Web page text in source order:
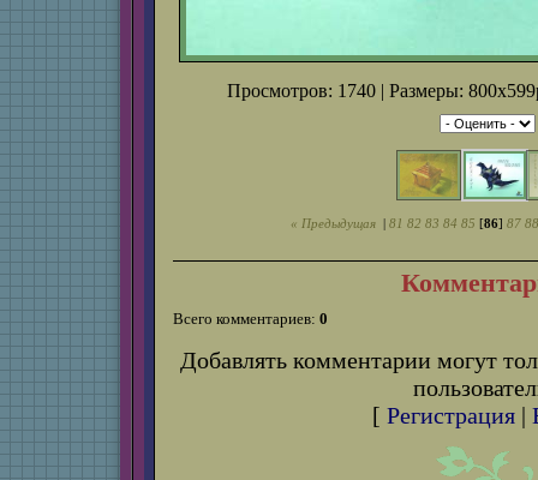
Просмотров: 1740 | Размеры:
« Предыдущая 81 82 83 84 85 [86] 87 88
Всего комментариев: 0
Добавлять комментарии могут
[ Регистрация |